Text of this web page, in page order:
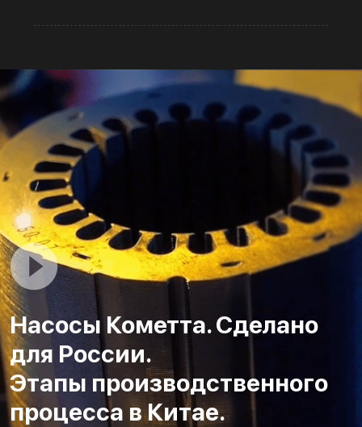
Насосы Кометта. Сделано
для России.
Этапы производственного
процесса в Китае.